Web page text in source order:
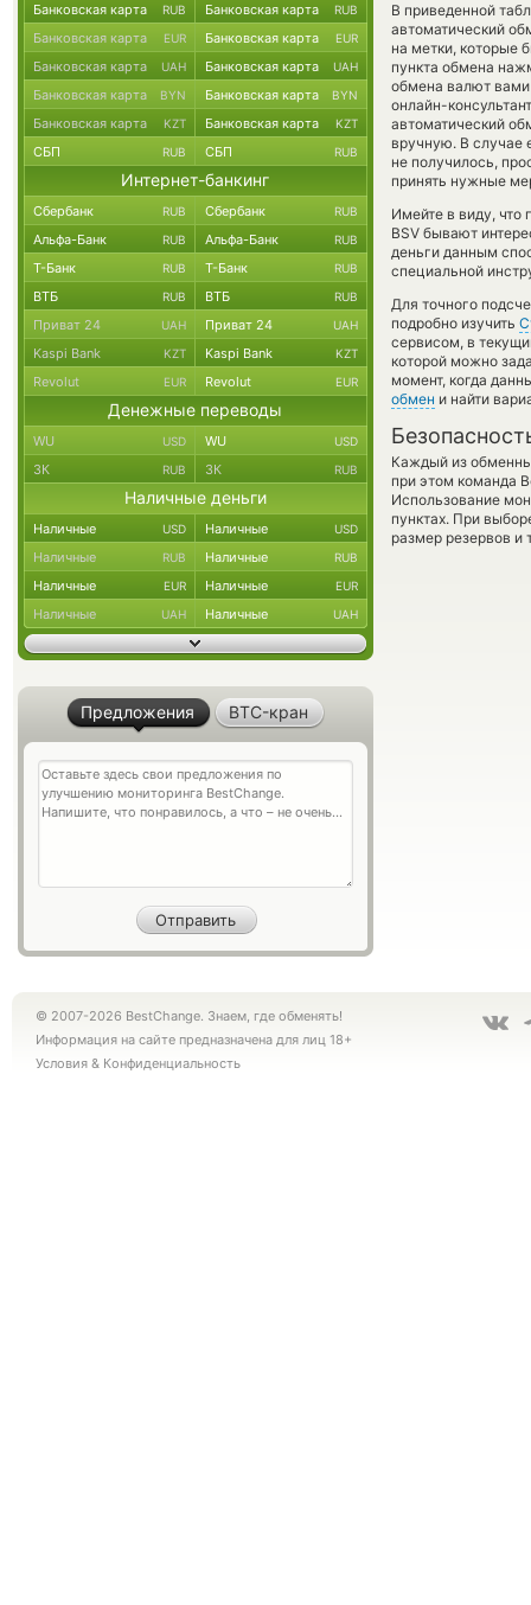
В приведенной
автоматический
на метки, которые
пункта обмена
обмена валют вами
онлайн-
автоматический
вручную. В случае
не получилось,
принять нужные
Имейте в виду, что
BSV бывают
деньги данным
специальной
Для точного
подробно изучить
сервисом, в
которой можно
момент, когда
обмен и найти
Каждый из
при этом команда
Использование
пунктах. При
размер резервов и
Банковская карта RUB Банковская карта RUB
Банковская карта EUR Банковская карта EUR
Банковская карта UAH Банковская карта UAH
Банковская карта BYN Банковская карта BYN
Банковская карта KZT Банковская карта KZT
СБП RUB СБП RUB
Интернет-банкинг
Сбербанк RUB Сбербанк RUB
Альфа-Банк RUB Альфа-Банк RUB
Т-Банк RUB Т-Банк RUB
ВТБ RUB ВТБ RUB
Приват 24 UAH Приват 24 UAH
Kaspi Bank KZT Kaspi Bank KZT
Revolut EUR Revolut EUR
Денежные переводы
WU USD WU USD
ЗК RUB ЗК RUB
Наличные деньги
Наличные USD Наличные USD
Наличные RUB Наличные RUB
Наличные EUR Наличные EUR
Наличные UAH Наличные UAH
Предложения BTC-кран
© 2007-2026 BestChange. Знаем, где обменять!
Информация на сайте предназначена для лиц 18+
Условия & Конфиденциальность